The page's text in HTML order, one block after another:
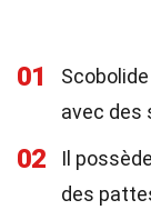
01
avec des
02
Il
des